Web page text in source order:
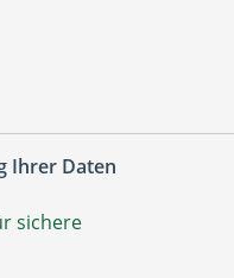
Ihrer Daten
sichere